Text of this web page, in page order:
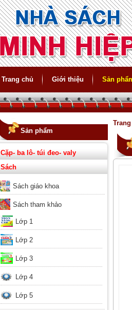
Trang chủ Giới thiệu Sản
Sản phẩm
Cặp- ba lô- túi đeo- valy
Sách
Sách giáo khoa
Sách tham khảo
Lớp 1
Lớp 2
Lớp 3
Lớp 4
Lớp 5